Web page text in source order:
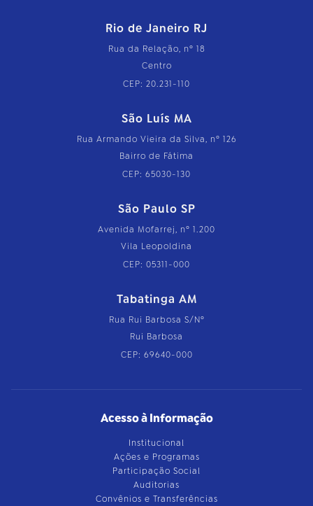
Rio de Janeiro RJ
Rua da Relação, nº 18
Centro
CEP: 20.231-110
São Luís MA
Rua Armando Vieira da Silva, nº 126
Bairro de Fátima
CEP: 65030-130
São Paulo SP
Avenida Mofarrej, nº 1.200
Vila Leopoldina
CEP: 05311-000
Tabatinga AM
Rua Rui Barbosa S/Nº
Rui Barbosa
CEP: 69640-000
Acesso à Informação
Institucional
Ações e Programas
Participação Social
Auditorias
Convênios e Transferências